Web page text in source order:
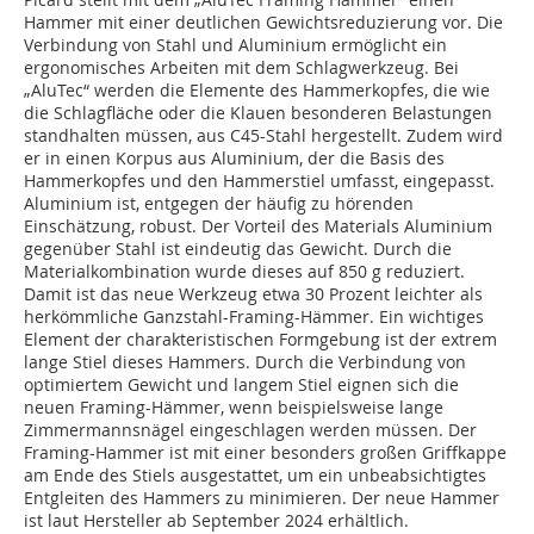
Hammer mit einer deutlichen Gewichtsreduzierung vor. Die
Verbindung von Stahl und Aluminium ermöglicht ein
ergonomisches Arbeiten mit dem Schlagwerkzeug. Bei
„AluTec“ werden die Elemente des Hammerkopfes, die wie
die Schlagfläche oder die Klauen besonderen Belastungen
standhalten müssen, aus C45-Stahl hergestellt. Zudem wird
er in einen Korpus aus Aluminium, der die Basis des
Hammerkopfes und den Hammerstiel umfasst, eingepasst.
Aluminium ist, entgegen der häufig zu hörenden
Einschätzung, robust. Der Vorteil des Materials Aluminium
gegenüber Stahl ist eindeutig das Gewicht. Durch die
Materialkombination wurde dieses auf 850 g reduziert.
Damit ist das neue Werkzeug etwa 30 Prozent leichter als
herkömmliche Ganzstahl-Framing-Hämmer. Ein wichtiges
Element der charakteristischen Formgebung ist der extrem
lange Stiel dieses Hammers. Durch die Verbindung von
optimiertem Gewicht und langem Stiel eignen sich die
neuen Framing-Hämmer, wenn beispielsweise lange
Zimmermannsnägel eingeschlagen werden müssen. Der
Framing-Hammer ist mit einer besonders großen Griffkappe
am Ende des Stiels ausgestattet, um ein unbeabsichtigtes
Entgleiten des Hammers zu minimieren. Der neue Hammer
ist laut Hersteller ab September 2024 erhältlich.